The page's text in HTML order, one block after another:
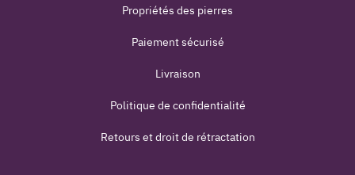
Propriétés des pierres
Paiement sécurisé
Livraison
Politique de confidentialité
Retours et droit de rétractation